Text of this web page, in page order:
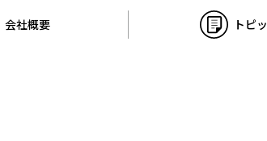
会社概要 トピ